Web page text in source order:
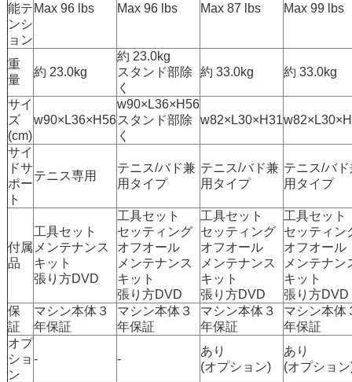
能テ
ンシ
ョン
Max 96 lbs Max 96 lbs Max 87 lbs Max 99 lbs
重
量
約 23.0kg
約 23.0kg
スタンド部除
く
約 33.0kg 約 33.0kg
サイ
ズ
(cm)
w90×L36×H56
w90×L36×H56
スタンド部除
く
w82×L30×H31
サイ
ドサ
ポー
ト
テニス専用
テニス/バド兼
用タイプ
テニス/バド兼
用タイプ
テニス/バド
用タイプ
付属
品
工具セット
メンテナンス
キット
張り方DVD
工具セット
セッティング
オフオール
メンテナンス
キット
張り方DVD
工具セット
セッティング
オフオール
メンテナンス
キット
張り方DVD
工具セット
セッティン
オフオール
メンテナン
キット
張り方DVD
保
証
マシン本体３
年保証
マシン本体３
年保証
マシン本体３
年保証
マシン本体
年保証
オプ
ショ
ン
- -
あり
(オプション)
あり
(オプショ